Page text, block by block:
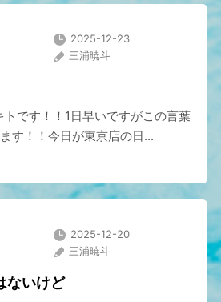
2025-12-23
三浦暁斗
です！！1日早いですがこの言葉
す！！今日が東京店の日...
2025-12-20
三浦暁斗
ないけど